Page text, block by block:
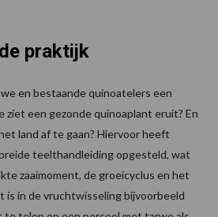
praktijk
en bestaande quinoatelers een
ziet een gezonde quinoaplant eruit? En
land af te gaan? Hiervoor heeft
teelthandleiding opgesteld, wat
zaaimoment, de groeicyclus en het
is in de vruchtwisseling bijvoorbeeld